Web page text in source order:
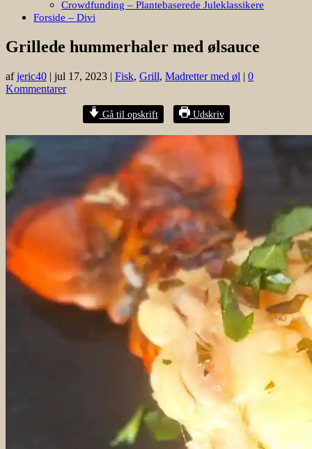
Crowdfunding – Plantebaserede Juleklassikere
Forside – Divi
Grillede hummerhaler med ølsauce
afjeric40 | jul 17, 2023 | Fisk, Grill, Madretter med øl | 0
Kommentarer
Gå til opskrift Udskriv